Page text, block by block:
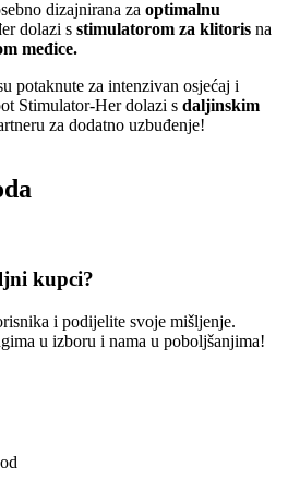
dizajnirana za optimalnu
dolazi s stimulatorom za klitoris na
međice.
potaknute za intenzivan osjećaj i
Stimulator-Her dolazi s daljinskim
za dodatno uzbuđenje!
kupci?
i podijelite svoje mišljenje.
u izboru i nama u poboljšanjima!